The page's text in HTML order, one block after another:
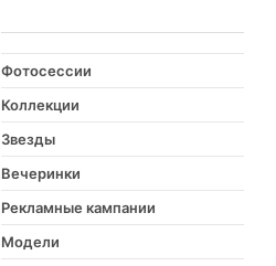
Фотосессии
Коллекции
Звезды
Вечеринки
Рекламные кампании
Модели